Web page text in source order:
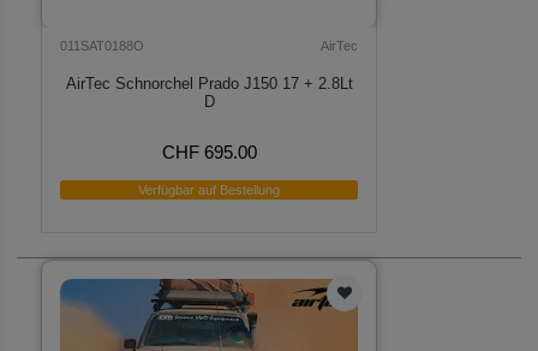
011SAT0188O AirTec
AirTec Schnorchel Prado J150 17 + 2.8Lt
D
CHF 695.00
Verfügbar auf Bestellung